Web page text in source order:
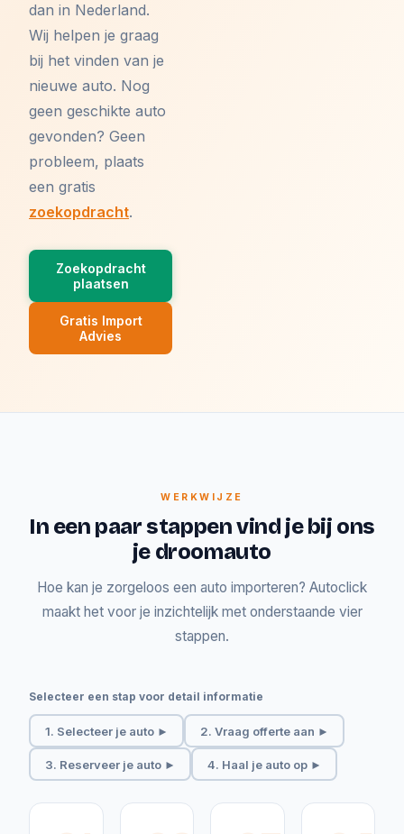
dan in Nederland.
Wij helpen je graag
bij het vinden van je
nieuwe auto. Nog
geen geschikte auto
gevonden? Geen
probleem, plaats
een gratis
zoekopdracht.
Zoekopdracht
plaatsen
Gratis Import
Advies
WERKWIJZE
In een paar stappen vind je bij ons
je droomauto
Hoe kan je zorgeloos een auto importeren? Autoclick
maakt het voor je inzichtelijk met onderstaande vier
stappen.
Selecteer een stap voor detail informatie
1. Selecteer je auto ► 2. Vraag offerte aan ►
3. Reserveer je auto ► 4. Haal je auto op ►